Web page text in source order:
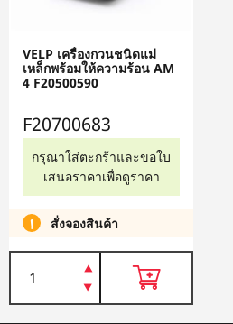
VELP เครื่องกวนชนิดแม่
เหล็กพร้อมให้ความร้อน AM
4 F20500590
F20700683
กรุณาใส่ตะกร้าและขอใบ
เสนอราคาเพื่อดูราคา
สั่งจองสินค้า